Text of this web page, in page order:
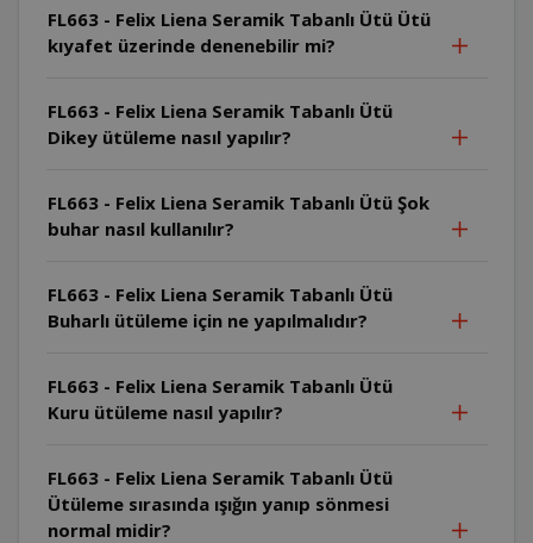
FL663 - Felix Liena Seramik Tabanlı Ütü Ütü
kıyafet üzerinde denenebilir mi?
FL663 - Felix Liena Seramik Tabanlı Ütü
Dikey ütüleme nasıl yapılır?
FL663 - Felix Liena Seramik Tabanlı Ütü Şok
buhar nasıl kullanılır?
FL663 - Felix Liena Seramik Tabanlı Ütü
Buharlı ütüleme için ne yapılmalıdır?
FL663 - Felix Liena Seramik Tabanlı Ütü
Kuru ütüleme nasıl yapılır?
FL663 - Felix Liena Seramik Tabanlı Ütü
Ütüleme sırasında ışığın yanıp sönmesi
normal midir?